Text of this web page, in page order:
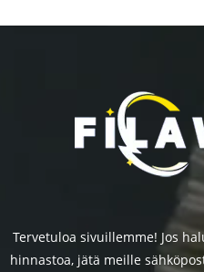
Tervetuloa sivuillemme! Jos
hinnastoa, jätä meille